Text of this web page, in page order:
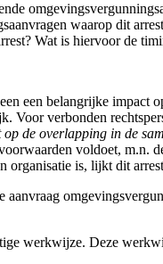
waarop dit
Wat is hiervoor de
een belangrijke impact
Voor verbonden
de overlapping in de
voldoet, m.n.
organisatie is, lijkt dit
aanvraag
werkwijze. Deze